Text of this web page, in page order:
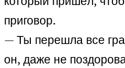
приговор.
— Ты перешла все
он, даже не